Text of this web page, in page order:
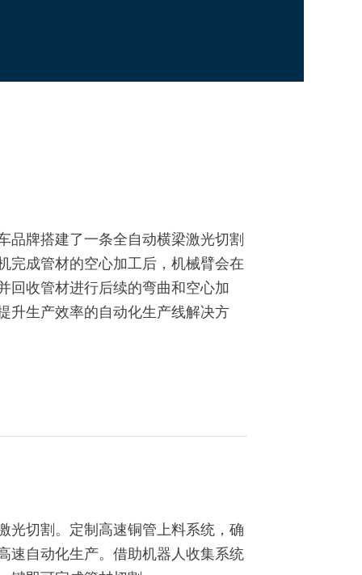
品牌搭建了一条全自动横梁激光切割
完成管材的空心加工后，机械臂会在
回收管材进行后续的弯曲和空心加
升生产效率的自动化生产线解决方
光切割。定制高速铜管上料系统，确
速自动化生产。借助机器人收集系统